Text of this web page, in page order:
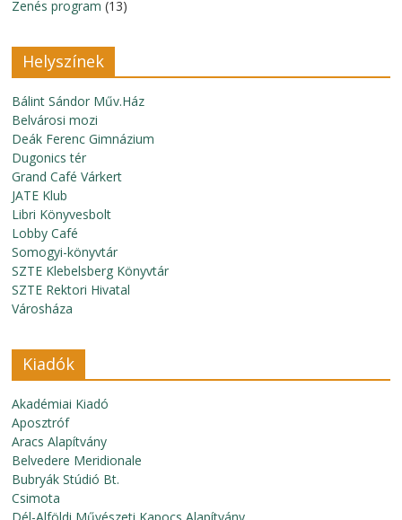
Zenés program (13)
Helyszínek
Bálint Sándor Műv.Ház
Belvárosi mozi
Deák Ferenc Gimnázium
Dugonics tér
Grand Café Várkert
JATE Klub
Libri Könyvesbolt
Lobby Café
Somogyi-könyvtár
SZTE Klebelsberg Könyvtár
SZTE Rektori Hivatal
Városháza
Kiadók
Akadémiai Kiadó
Aposztróf
Aracs Alapítvány
Belvedere Meridionale
Bubryák Stúdió Bt.
Csimota